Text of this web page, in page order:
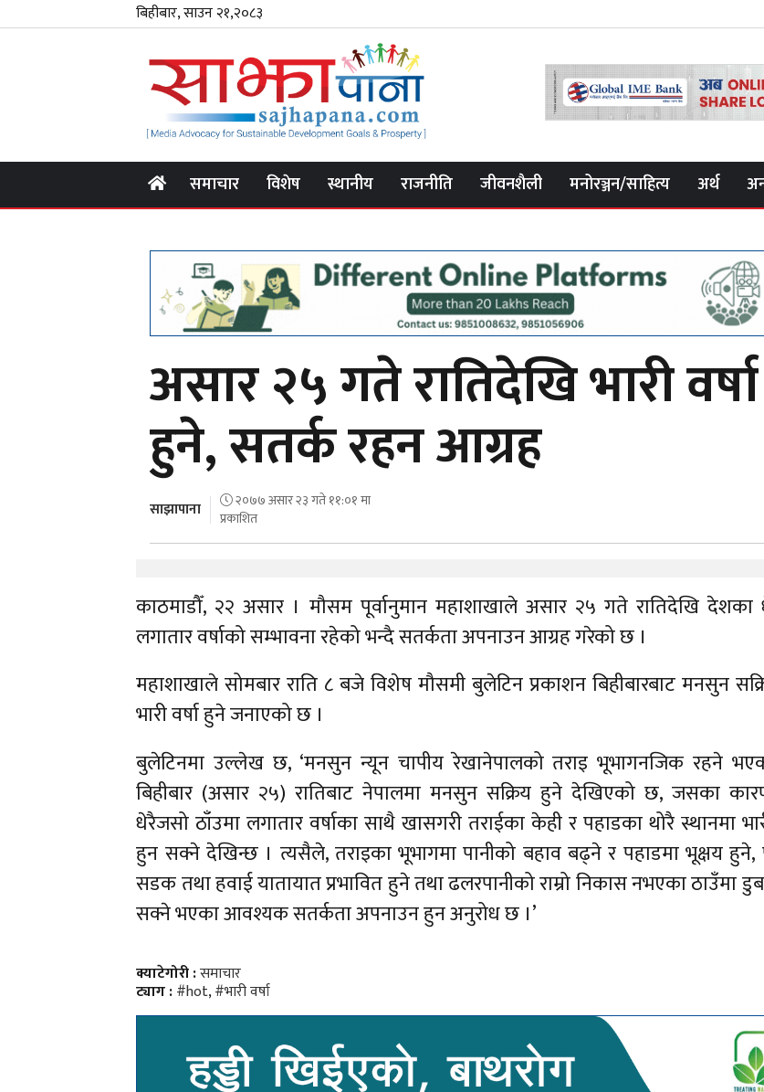
बिहीबार, साउन २१,२०८३
समाचार विशेष स्थानीय राजनीति जीवनशैली मनोरञ्जन/साहित्य अर्थ
असार २५ गते रातिदेखि भारी वर्षा
हुने, सतर्क रहन आग्रह
साझापाना
२०७७ असार २३ गते ११:०१ मा
प्रकाशित
काठमाडौँ, २२ असार । मौसम पूर्वानुमान महाशाखाले असार २५ गते रातिदेखि देशका
लगातार वर्षाको सम्भावना रहेको भन्दै सतर्कता अपनाउन आग्रह गरेको छ ।
महाशाखाले सोमबार राति ८ बजे विशेष मौसमी बुलेटिन प्रकाशन बिहीबारबाट मनसुन
भारी वर्षा हुने जनाएको छ ।
बुलेटिनमा उल्लेख छ, ‘मनसुन न्यून चापीय रेखानेपालको तराइ भूभागनजिक रहने
बिहीबार (असार २५) रातिबाट नेपालमा मनसुन सक्रिय हुने देखिएको छ, जसका
धेरैजसो ठाँउमा लगातार वर्षाका साथै खासगरी तराईका केही र पहाडका थोरै स्थानमा
हुन सक्ने देखिन्छ । त्यसैले, तराइका भूभागमा पानीको बहाव बढ्ने र पहाडमा भूक्षय हुने,
सडक तथा हवाई यातायात प्रभावित हुने तथा ढलरपानीको राम्रो निकास नभएका ठाउँमा
सक्ने भएका आवश्यक सतर्कता अपनाउन हुन अनुरोध छ ।’
क्याटेगोरी :समाचार
ट्याग :#hot,#भारी वर्षा